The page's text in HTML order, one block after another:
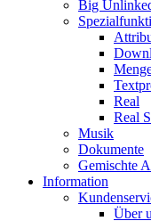
Big
Real
Real
Musik
Dokumente
Gemischte
Information
Über